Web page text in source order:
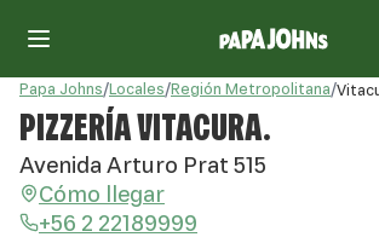
Papa Johns/Locales/Región Metropolitana/
PIZZERÍA VITACURA.
Avenida Arturo Prat 515
Cómo llegar
+56 2 22189999